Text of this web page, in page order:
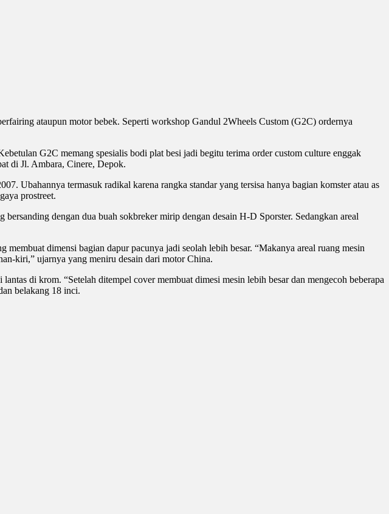
ataupun motor bebek. Seperti workshop Gandul 2Wheels Custom (G2C) ordernya
G2C memang spesialis bodi plat besi jadi begitu terima order custom culture enggak
di Jl. Ambara, Cinere, Depok.
Ubahannya termasuk radikal karena rangka standar yang tersisa hanya bagian komster atau as
prostreet.
dengan dua buah sokbreker mirip dengan desain H-D Sporster. Sedangkan areal
dimensi bagian dapur pacunya jadi seolah lebih besar. “Makanya areal ruang mesin
kiri,” ujarnya yang meniru desain dari motor China.
di krom. “Setelah ditempel cover membuat dimesi mesin lebih besar dan mengecoh beberapa
belakang 18 inci.